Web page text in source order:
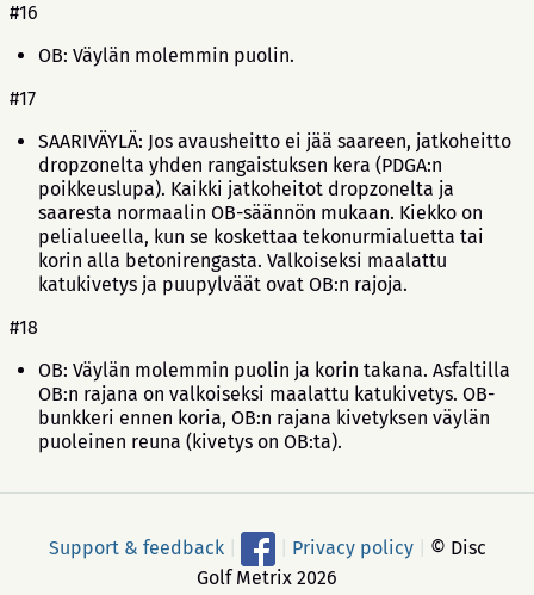
#16
OB: Väylän molemmin puolin.
#17
SAARIVÄYLÄ: Jos avausheitto ei jää saareen, jatkoheitto
dropzonelta yhden rangaistuksen kera (PDGA:n
poikkeuslupa). Kaikki jatkoheitot dropzonelta ja
saaresta normaalin OB-säännön mukaan. Kiekko on
pelialueella, kun se koskettaa tekonurmialuetta tai
korin alla betonirengasta. Valkoiseksi maalattu
katukivetys ja puupylväät ovat OB:n rajoja.
#18
OB: Väylän molemmin puolin ja korin takana. Asfaltilla
OB:n rajana on valkoiseksi maalattu katukivetys. OB-
bunkkeri ennen koria, OB:n rajana kivetyksen väylän
puoleinen reuna (kivetys on OB:ta).
Support & feedback Privacy policy
© Disc
Golf Metrix 2026